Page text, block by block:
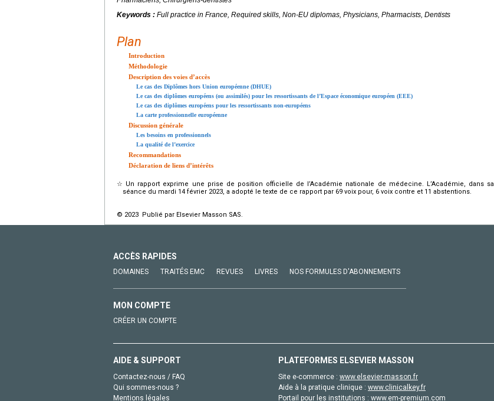
Keywords : Full practice in France, Required skills, Non-EU diplomas, Physicians, Pharmacists, Dentists
Plan
Introduction
Méthodologie
Description des voies d’accès
Le cas des Diplômes hors Union européenne (DHUE)
Le cas des diplômes européens (ou assimilés) pour les ressortissants de l’Espace économique européen (EEE)
Le cas des diplômes européens pour les ressortissants non-européens
La carte professionnelle européenne
Discussion générale
Les besoins en professionnels
La qualité de l’exercice
Recommandations
Déclaration de liens d’intérêts
☆ Un rapport exprime une prise de position officielle de l’Académie nationale de médecine. L’Académie, dans sa
séance du mardi 14 février 2023, a adopté le texte de ce rapport par 69 voix pour, 6 voix contre et 11 abstentions.
© 2023 Publié par Elsevier Masson SAS.
ACCÈS RAPIDES
DOMAINES TRAITÉS EMC REVUES LIVRES NOS FORMULES D'ABONNEMENTS
MON COMPTE
CRÉER UN COMPTE
AIDE & SUPPORT
Contactez-nous / FAQ
Qui sommes-nous ?
Mentions légales
PLATEFORMES ELSEVIER MASSON
Site e-commerce : www.elsevier-masson.fr
Aide à la pratique clinique : www.clinicalkey.fr
Portail pour les institutions : www.em-premium.com